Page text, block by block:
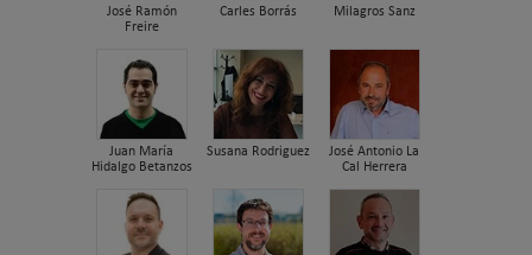
José Ramón
Freire
Carles Borrás Milagros Sanz
Juan María
Hidalgo Betanzos
Susana Rodriguez
José Antonio La
Cal Herrera